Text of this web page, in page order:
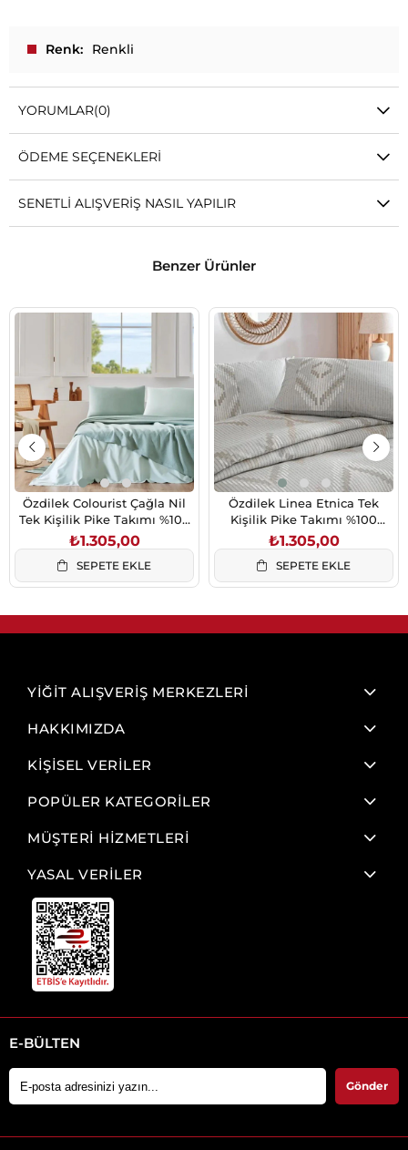
Renk Renkli
YORUMLAR(0)
ÖDEME SEÇENEKLERI
SENETLI ALIŞVERIŞ NASIL YAPILIR
Benzer Ürünler
Özdilek Colourist Çağla Nil
Tek Kişilik Pike Takımı %100
Pamuk Çizgili Yeşil
₺1.305,00
SEPETE EKLE
Özdilek Linea Etnica Tek
Kişilik Pike Takımı %100
Pamuk Krem 160x230 cm
₺1.305,00
SEPETE EKLE
YİĞİT ALIŞVERİŞ MERKEZLERİ
HAKKIMIZDA
KİŞİSEL VERİLER
POPÜLER KATEGORİLER
MÜŞTERİ HİZMETLERİ
YASAL VERİLER
E-BÜLTEN
Gönder